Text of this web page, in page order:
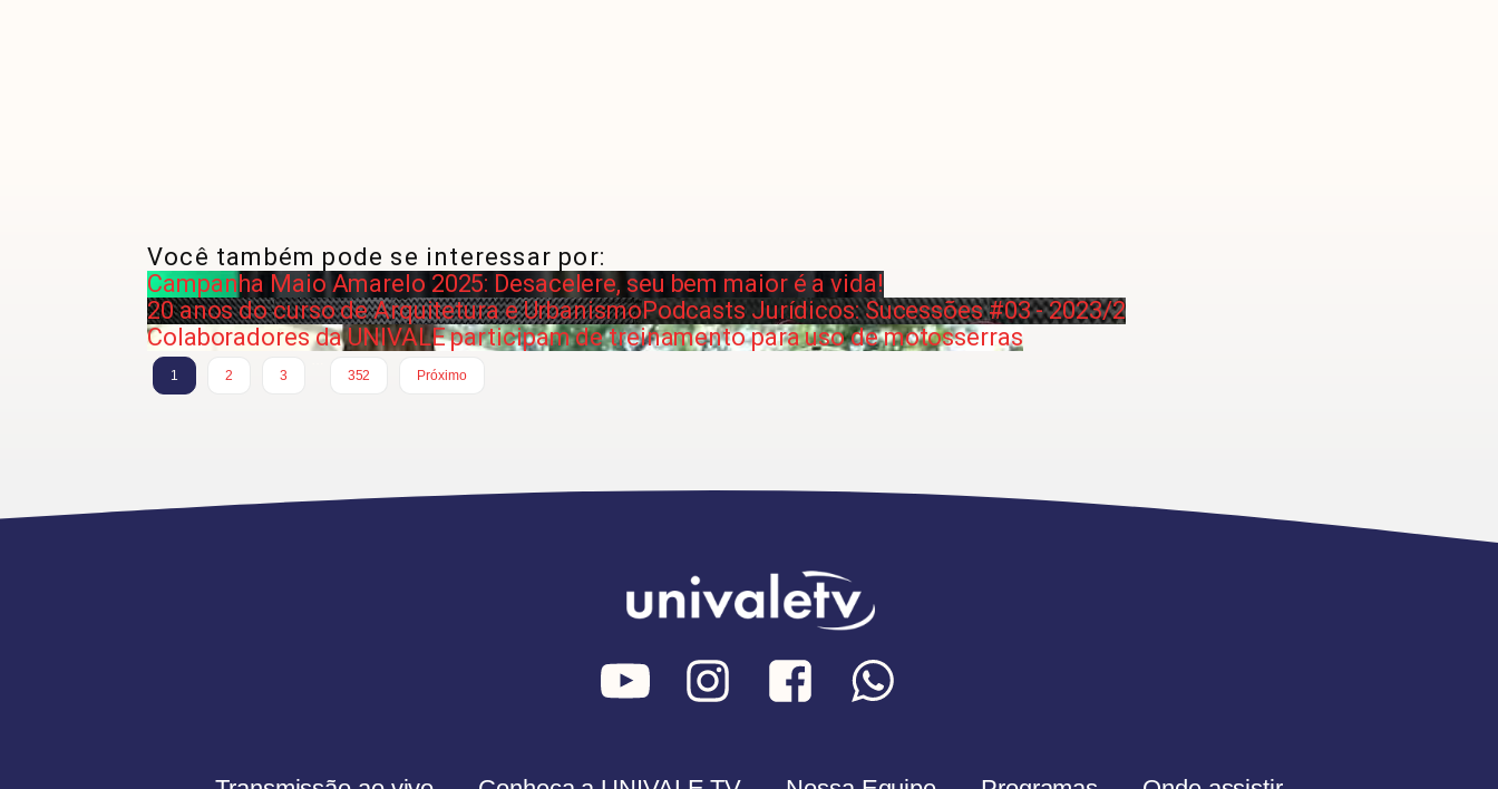
Você também pode se interessar por:
Campanha Maio Amarelo 2025: Desacelere, seu bem maior é a vida!
20 anos do curso de Arquitetura e UrbanismoPodcasts Jurídicos: Sucessões #03 - 2023/2
Colaboradores da UNIVALE participam de treinamento para uso de motosserras
1 2 3
352
Próximo